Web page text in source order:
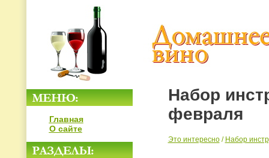
Главная
О сайте
Набор
февраля
Это интересно/ Набор